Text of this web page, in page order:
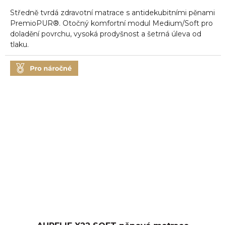
z
5
hvězdiček.
Středně tvrdá zdravotní matrace s antidekubitními pěnami
PremioPUR®. Otočný komfortní modul Medium/Soft pro
doladění povrchu, vysoká prodyšnost a šetrná úleva od
tlaku.